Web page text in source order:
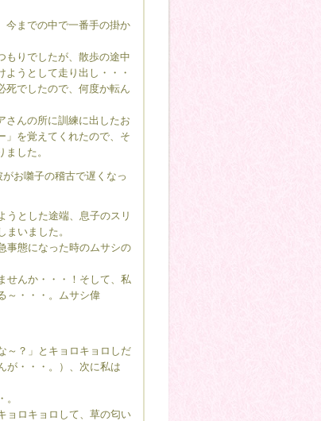
今までの中で一番手の掛か
りでしたが、散歩の途中
うとして走り出し・・・
死でしたので、何度か転ん
んの所に訓練に出したお
」を覚えてくれたので、そ
した。
お囃子の稽古で遅くなっ
とした途端、息子のスリ
いました。
態になった時のムサシの
せんか・・・！そして、私
～・・・。ムサシ偉
～？」とキョロキョロしだ
が・・・。）、次に私は
ョロキョロして、草の匂い